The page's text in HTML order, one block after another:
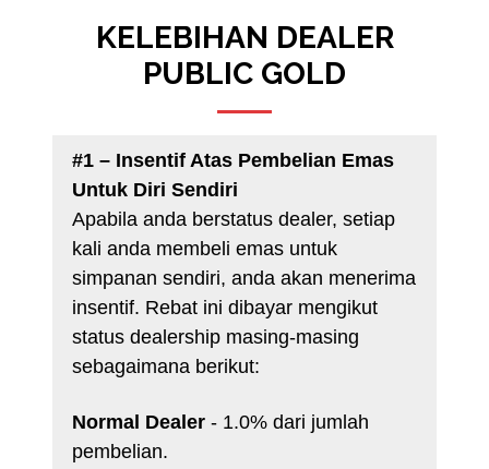
KELEBIHAN DEALER
PUBLIC GOLD
#1 – Insentif Atas Pembelian Emas
Untuk Diri Sendiri
Apabila anda berstatus dealer, setiap
kali anda membeli emas untuk
simpanan sendiri, anda akan menerima
insentif. Rebat ini dibayar mengikut
status dealership masing-masing
sebagaimana berikut:
Normal Dealer - 1.0% dari jumlah
pembelian.